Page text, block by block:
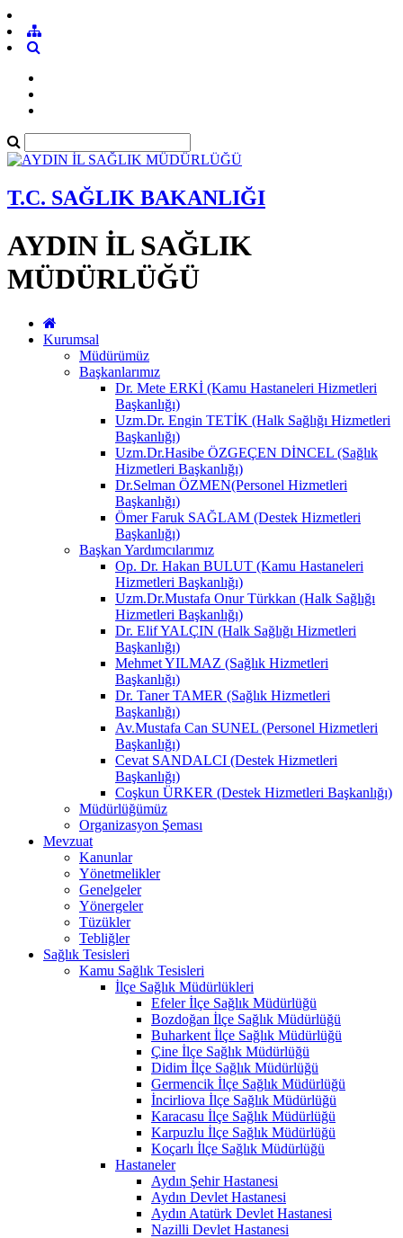
T.C. SAĞLIK BAKANLIĞI
AYDIN İL SAĞLIK
MÜDÜRLÜĞÜ
Kurumsal
Müdürümüz
Başkanlarımız
Dr. Mete ERKİ (Kamu Hastaneleri Hizmetleri
Başkanlığı)
Uzm.Dr. Engin TETİK (Halk Sağlığı Hizmetleri
Başkanlığı)
Uzm.Dr.Hasibe ÖZGEÇEN DİNCEL (Sağlık
Hizmetleri Başkanlığı)
Dr.Selman ÖZMEN(Personel Hizmetleri
Başkanlığı)
Ömer Faruk SAĞLAM (Destek Hizmetleri
Başkanlığı)
Başkan Yardımcılarımız
Op. Dr. Hakan BULUT (Kamu Hastaneleri
Hizmetleri Başkanlığı)
Uzm.Dr.Mustafa Onur Türkkan (Halk Sağlığı
Hizmetleri Başkanlığı)
Dr. Elif YALÇIN (Halk Sağlığı Hizmetleri
Başkanlığı)
Mehmet YILMAZ (Sağlık Hizmetleri
Başkanlığı)
Dr. Taner TAMER (Sağlık Hizmetleri
Başkanlığı)
Av.Mustafa Can SUNEL (Personel Hizmetleri
Başkanlığı)
Cevat SANDALCI (Destek Hizmetleri
Başkanlığı)
Coşkun ÜRKER (Destek Hizmetleri Başkanlığı)
Müdürlüğümüz
Organizasyon Şeması
Mevzuat
Kanunlar
Yönetmelikler
Genelgeler
Yönergeler
Tüzükler
Tebliğler
Sağlık Tesisleri
Kamu Sağlık Tesisleri
İlçe Sağlık Müdürlükleri
Efeler İlçe Sağlık Müdürlüğü
Bozdoğan İlçe Sağlık Müdürlüğü
Buharkent İlçe Sağlık Müdürlüğü
Çine İlçe Sağlık Müdürlüğü
Didim İlçe Sağlık Müdürlüğü
Germencik İlçe Sağlık Müdürlüğü
İncirliova İlçe Sağlık Müdürlüğü
Karacasu İlçe Sağlık Müdürlüğü
Karpuzlu İlçe Sağlık Müdürlüğü
Koçarlı İlçe Sağlık Müdürlüğü
Hastaneler
Aydın Şehir Hastanesi
Aydın Devlet Hastanesi
Aydın Atatürk Devlet Hastanesi
Nazilli Devlet Hastanesi